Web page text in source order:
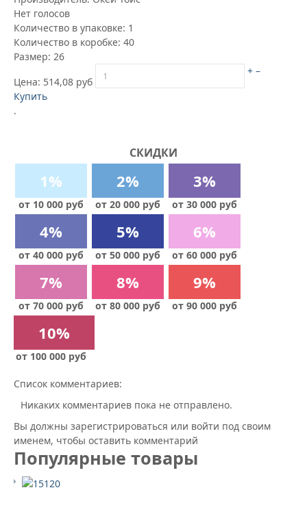
Нет голосов
Количество в упаковке: 1
Количество в коробке: 40
Размер: 26
Цена: 514,08 руб
+ –
Купить
.
СКИДКИ
1%
от 10 000 руб
2%
от 20 000 руб
3%
от 30 000 руб
4%
от 40 000 руб
5%
от 50 000 руб
6%
от 60 000 руб
7%
от 70 000 руб
8%
от 80 000 руб
9%
от 90 000 руб
10%
от 100 000 руб
Список комментариев:
Никаких комментариев пока не отправлено.
Вы должны зарегистрироваться или войти под своим
именем, чтобы оставить комментарий
Популярные товары